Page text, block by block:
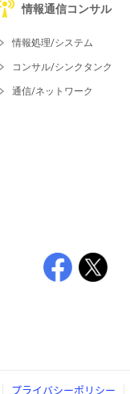
情報通信コンサル
情報処理/システム
コンサル/シンクタンク
通信/ネットワーク
プライバシーポリシー